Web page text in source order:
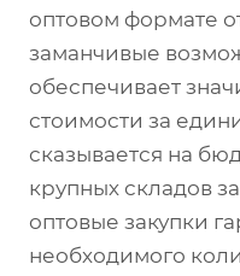
оптовом формате
заманчивые
обеспечивает
стоимости за
сказывается на
крупных складов
оптовые закупки
необходимого